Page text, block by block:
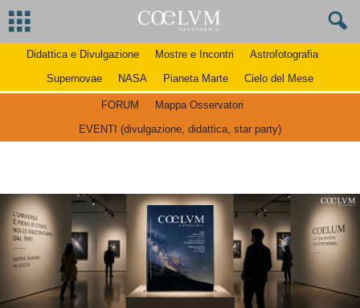
Didattica e Divulgazione Mostre e Incontri
Astrofotografia
Supernovae
NASA Pianeta Marte Cielo del Mese
FORUM
Mappa Osservatori
EVENTI (divulgazione, didattica, star party)